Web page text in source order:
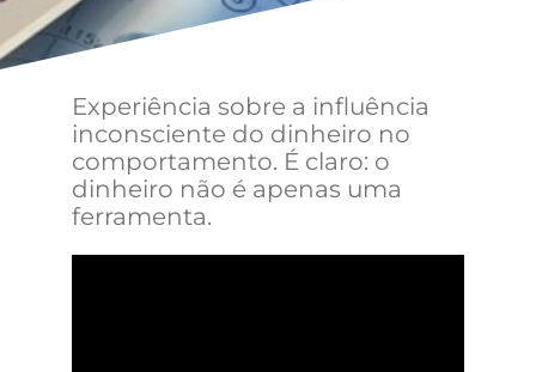
Experiência sobre a influência
inconsciente do dinheiro no
comportamento. É claro: o
dinheiro não é apenas uma
ferramenta.